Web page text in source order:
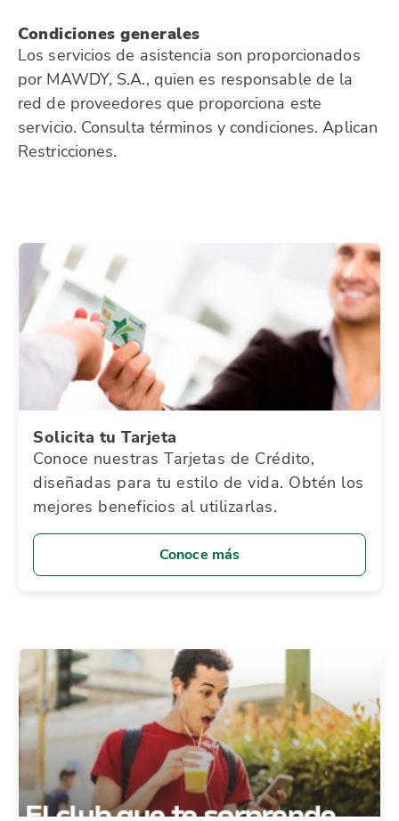
Condiciones generales
Los servicios de asistencia son proporcionados
por MAWDY, S.A., quien es responsable de la
red de proveedores que proporciona este
servicio. Consulta términos y condiciones. Aplican
Restricciones.
Solicita tu Tarjeta
Conoce nuestras Tarjetas de Crédito,
diseñadas para tu estilo de vida. Obtén los
mejores beneficios al utilizarlas.
Conoce más